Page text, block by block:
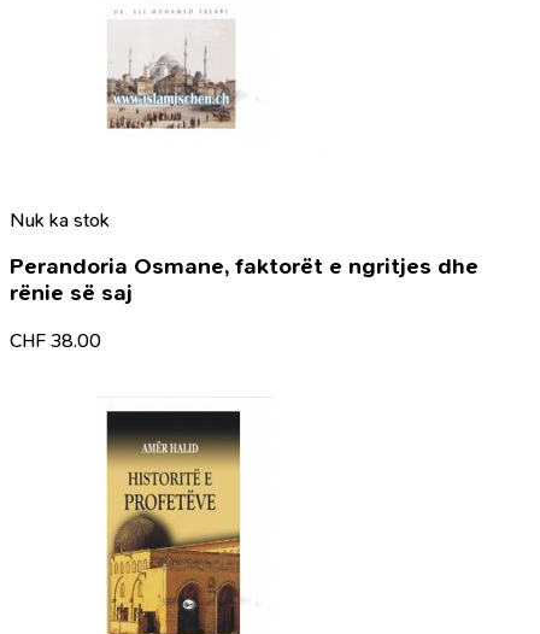
Nuk ka stok
Perandoria Osmane, faktorët e ngritjes dhe
rënie së saj
CHF 38.00